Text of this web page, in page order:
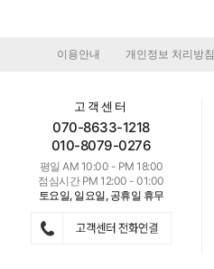
이용안내 개인정보 처리방침
고객센터
070-8633-1218
010-8079-0276
평일 AM 10:00 - PM 18:00
점심시간 PM 12:00 - 01:00
토요일, 일요일, 공휴일 휴무